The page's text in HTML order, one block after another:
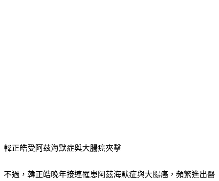
韓正皓受阿茲海默症與大腸癌夾擊
不過，韓正皓晚年接連罹患阿茲海默症與大腸癌，頻繁進出醫